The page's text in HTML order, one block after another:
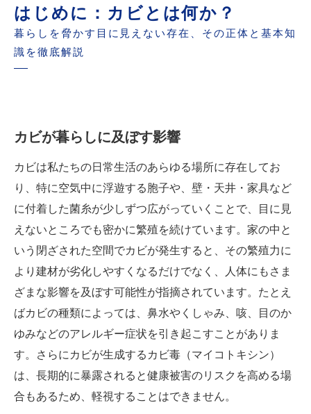
はじめに：カビとは何か？
暮らしを脅かす目に見えない存在、その正体と基本知
識を徹底解説
カビが暮らしに及ぼす影響
カビは私たちの日常生活のあらゆる場所に存在してお
り、特に空気中に浮遊する胞子や、壁・天井・家具など
に付着した菌糸が少しずつ広がっていくことで、目に見
えないところでも密かに繁殖を続けています。家の中と
いう閉ざされた空間でカビが発生すると、その繁殖力に
より建材が劣化しやすくなるだけでなく、人体にもさま
ざまな影響を及ぼす可能性が指摘されています。たとえ
ばカビの種類によっては、鼻水やくしゃみ、咳、目のか
ゆみなどのアレルギー症状を引き起こすことがありま
す。さらにカビが生成するカビ毒（マイコトキシン）
は、長期的に暴露されると健康被害のリスクを高める場
合もあるため、軽視することはできません。